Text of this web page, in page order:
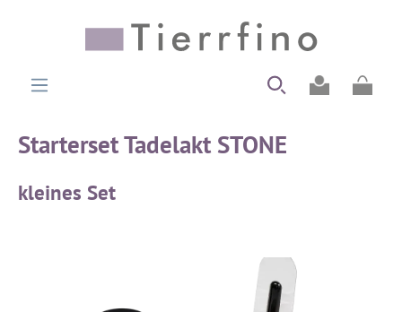
Starterset Tadelakt STONE
kleines Set